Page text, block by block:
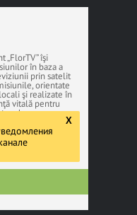
„FlorTV” îşi
în baza a
prin satelit
orientate
şi realizate în
vitală pentru
deoarece
a obţine propria
faţă de
X